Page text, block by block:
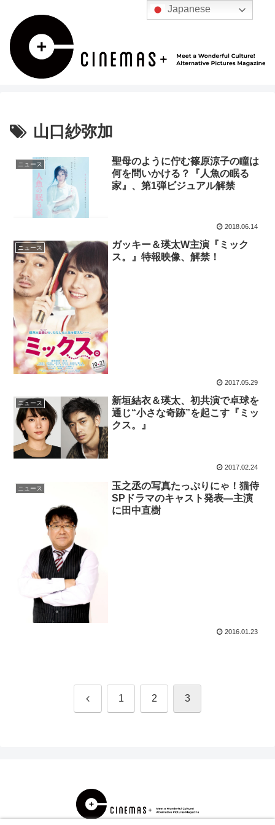
山口紗弥加
ニュース
聖母のように佇む篠原涼子の瞳は
何を問いかける？『人魚の眠る
家』、第1弾ビジュアル解禁
2018.06.14
ニュース
ガッキー＆瑛太W主演『ミック
ス。』特報映像、解禁！
2017.05.29
ニュース
新垣結衣＆瑛太、初共演で卓球を
通じ“小さな奇跡”を起こす『ミッ
クス。』
2017.02.24
ニュース
玉之丞の写真たっぷりにゃ！猫侍
SPドラマのキャスト発表―主演
に田中直樹
2016.01.23
前 1 2 3
Japanese